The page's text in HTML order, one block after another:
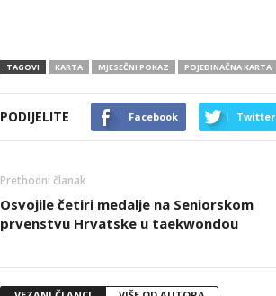
TAGOVI KARTA MJESEČNI POKAZ POJEDINAČNA KARTA
PODIJELITE Facebook Twitter
Prethodni članak
Osvojile četiri medalje na Seniorskom
prvenstvu Hrvatske u taekwondou